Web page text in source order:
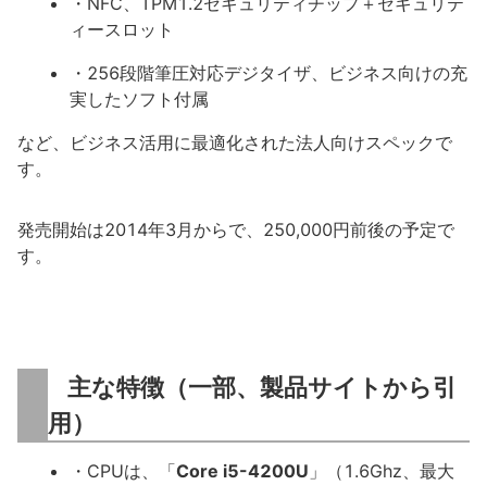
ィースロット
・256段階筆圧対応デジタイザ、ビジネス向けの充
実したソフト付属
など、ビジネス活用に最適化された法人向けスペックで
す。
発売開始は2014年3月からで、250,000円前後の予定で
す。
主な特徴（一部、製品サイトから引
用）
・CPUは、「Core i5-4200U 」（1.6Ghz、最大